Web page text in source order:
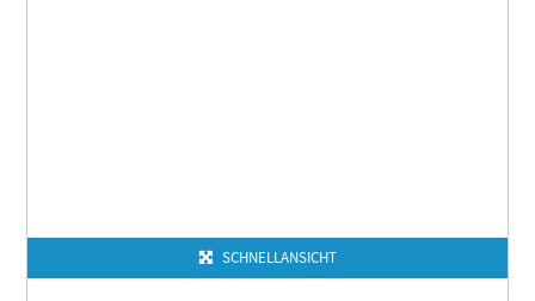
SCHNELLANSICHT